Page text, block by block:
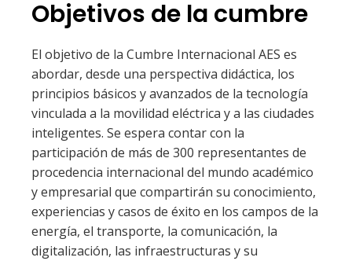
Objetivos de la cumbre
El objetivo de la Cumbre Internacional AES es
abordar, desde una perspectiva didáctica, los
principios básicos y avanzados de la tecnología
vinculada a la movilidad eléctrica y a las ciudades
inteligentes. Se espera contar con la
participación de más de 300 representantes de
procedencia internacional del mundo académico
y empresarial que compartirán su conocimiento,
experiencias y casos de éxito en los campos de la
energía, el transporte, la comunicación, la
digitalización, las infraestructuras y su